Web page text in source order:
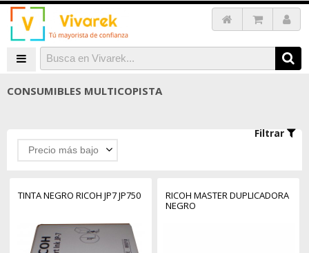
CONSUMIBLES MULTICOPISTA
Filtrar
Precio más bajo
TINTA NEGRO RICOH JP7 JP750
RICOH MASTER DUPLICADORA
NEGRO